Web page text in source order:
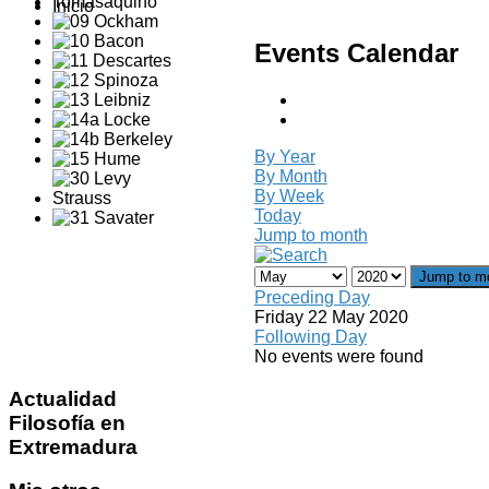
Inicio
Events Calendar
By Year
By Month
By Week
Today
Jump to month
Jump to
Preceding Day
Friday 22 May 2020
Following Day
No events were found
Actualidad
Filosofía en
Extremadura